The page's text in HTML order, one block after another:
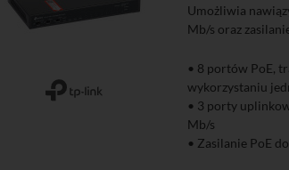
Do koszyka
Umożliwia
Mb/s oraz
• 8 portów PoE,
wykorzystaniu
• 3 porty
Mb/s
• Zasilanie PoE